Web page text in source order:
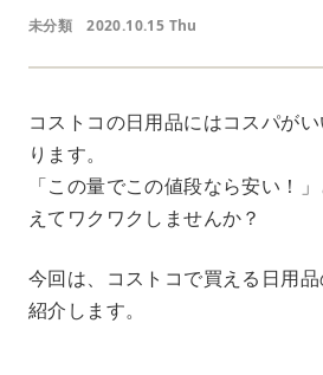
未分類 2020.10.15 Thu
コストコの日用品にはコスパが
ります。
「この量でこの値段なら安い！
えてワクワクしませんか？
今回は、コストコで買える日用
紹介します。